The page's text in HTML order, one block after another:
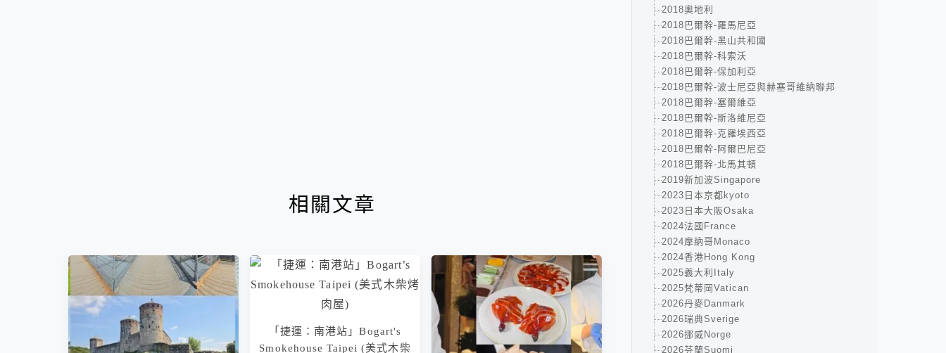
相關文章
「捷運：南港站」Bogart's
Smokehouse Taipei (美式木柴
2018奧地利
2018巴爾幹-羅馬尼亞
2018巴爾幹-黑山共和國
2018巴爾幹-科索沃
2018巴爾幹-保加利亞
2018巴爾幹-波士尼亞與赫塞哥維納聯邦
2018巴爾幹-塞爾維亞
2018巴爾幹-斯洛維尼亞
2018巴爾幹-克羅埃西亞
2018巴爾幹-阿爾巴尼亞
2018巴爾幹-北馬其頓
2019新加波Singapore
2023日本京都kyoto
2023日本大阪Osaka
2024法國France
2024摩納哥Monaco
2024香港Hong Kong
2025義大利Italy
2025梵蒂岡Vatican
2026丹麥Danmark
2026瑞典Sverige
2026挪威Norge
2026芬蘭Suomi